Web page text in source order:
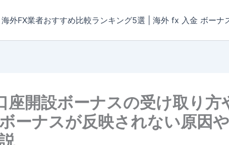
海外FX業者おすすめ比較ランキング5選 | 海外 fx 入金 ボー
座開設ボーナスの受け取り方
ーナスが反映されない原因